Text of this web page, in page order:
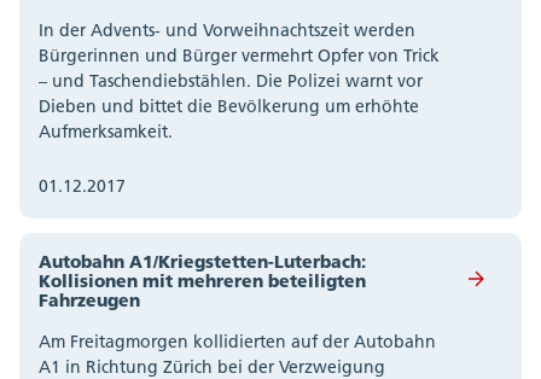
In der Advents- und Vorweihnachtszeit werden
Bürgerinnen und Bürger vermehrt Opfer von Trick
– und Taschendiebstählen. Die Polizei warnt vor
Dieben und bittet die Bevölkerung um erhöhte
Aufmerksamkeit.
01.12.2017
Autobahn A1/Kriegstetten-Luterbach:
Kollisionen mit mehreren beteiligten
Fahrzeugen
Am Freitagmorgen kollidierten auf der Autobahn
A1 in Richtung Zürich bei der Verzweigung